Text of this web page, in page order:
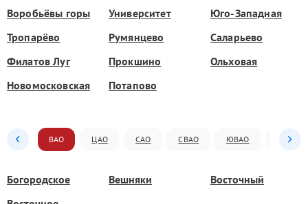
Воробьёвы горы Университет
Юго-Западная
Тропарёво
Румянцево
Саларьево
Филатов Луг
Прокшино
Ольховая
Новомосковская
Потапово
ВАО ЦАО САО СВАО ЮВАО ЮАО
Богородское Вешняки
Восточный